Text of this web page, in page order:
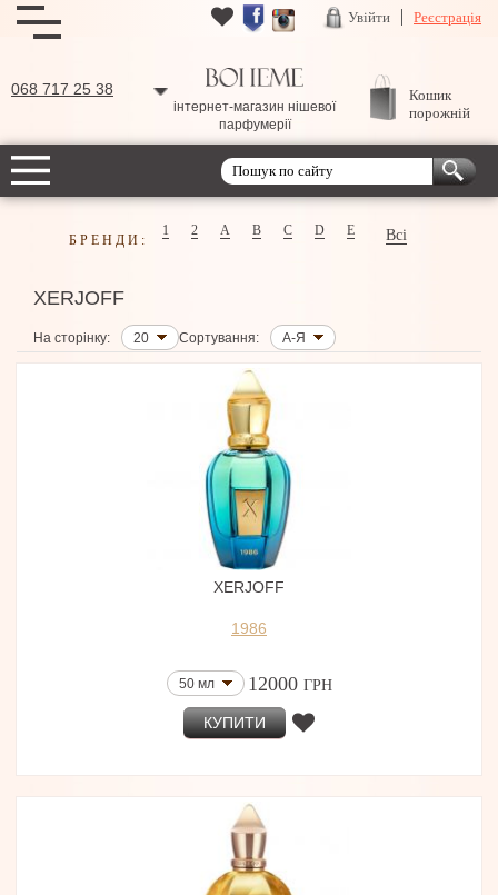
Увійти Реєстрація
068 717 25 38
інтернет-магазин нішевої
парфумерії
Кошик
порожній
БРЕНДИ:
1 2 A B C D E Всі
XERJOFF
На сторінку: 20 Сортування: А-Я
XERJOFF
1986
50 мл 12000 ГРН
КУПИТИ